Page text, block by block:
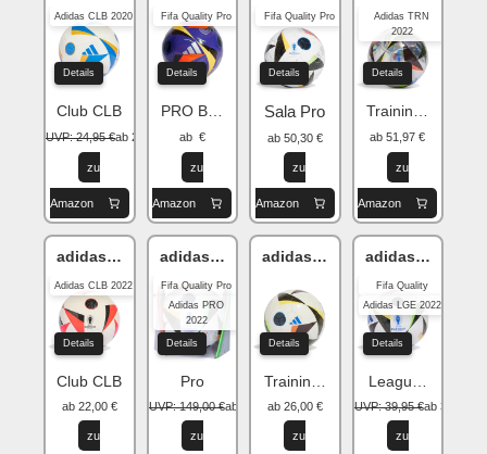
Adidas CLB 2020
Details
Club CLB
UVP: 24,95 €ab 20,46 €
zu
Amazon
Fifa Quality Pro
Details
PRO Beach
ab €
zu
Amazon
Fifa Quality Pro
Details
Sala Pro
ab 50,30 €
zu
Amazon
Adidas TRN
2022
Details
Training TRN
ab 51,97 €
zu
Amazon
adidas Fussballliebe EURO24
Adidas CLB 2022
Details
Club CLB
ab 22,00 €
zu
adidas Fussballliebe EURO24
Fifa Quality Pro
Adidas PRO
2022
Details
Pro
UVP: 149,00 €ab 99,99 €
zu
adidas Fussballliebe EURO24
Details
Training Sala
ab 26,00 €
zu
adidas
Fifa Quality
Adidas LGE 2022
Details
League LGE
UVP: 39,95 €ab 32,00 €
zu